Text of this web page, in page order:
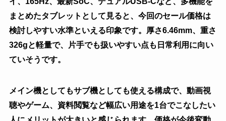
まとめたタブレットとして見ると、今回のセール価格は
検討しやすい水準といえる印象です。厚さ6.46mm、重さ
326gと軽量で、片手でも扱いやすい点も日常利用に向い
ていそうです。
メイン機としてもサブ機としても使える構成で、動画視
聴やゲーム、資料閲覧など幅広い用途を1台でこなしたい